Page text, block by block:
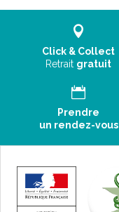
Click & Collect
Retrait gratuit
Prendre
un rendez-vous